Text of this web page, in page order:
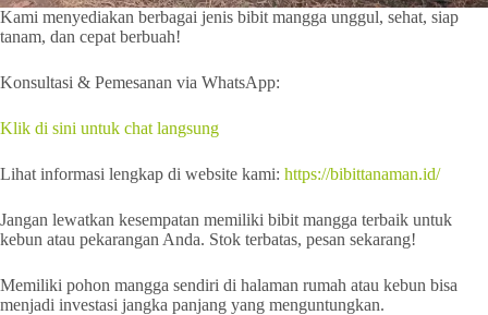
Kami menyediakan berbagai jenis bibit mangga unggul, sehat, siap
tanam, dan cepat berbuah!
Konsultasi & Pemesanan via WhatsApp:
Klik di sini untuk chat langsung
Lihat informasi lengkap di website kami: https://bibittanaman.id/
Jangan lewatkan kesempatan memiliki bibit mangga terbaik untuk
kebun atau pekarangan Anda. Stok terbatas, pesan sekarang!
Memiliki pohon mangga sendiri di halaman rumah atau kebun bisa
menjadi investasi jangka panjang yang menguntungkan.